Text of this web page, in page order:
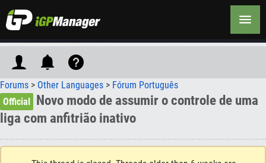
Forums > Other Languages > Fórum Português
Official
Novo modo de assumir o controle de uma
liga com anfitrião inativo